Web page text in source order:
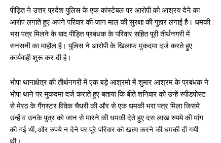
पीड़ित ने उत्तर प्रदेश पुलिस के एक कांस्टेबल पर आरोपी को आश्रय देने का
आरोप लगाते हुए अपने परिवार की जान माल की सुरक्षा की गुहार लगाई है। धमकी
भरा पत्र मिलने के बाद पीड़ित प्रबंधक के परिवार सहित पूरी तीर्थनगरी में
सनसनी का माहौल है। पुलिस ने आरोपी के खिलाफ मुकदमा दर्ज करते हुए
कार्यवाही शुरू कर दी है।
भोपा थानाक्षेत्र की तीर्थनगरी में एक बड़े आश्रमो में शुमार आश्रम के प्रबंधक ने
भोपा थाने पर मुकदमा दर्ज कराते हुए बताया कि बीते शनिवार को उन्हें स्पीडपोस्ट
से मेरठ के गैंगस्टर विवेक चैधरी की और से एक धमकी भरा पत्र मिला जिसमे
उन्हें व उनके पुत्र को जान से मारने की धमकी देते हुए दस लाख रुपये की मांग
की गई थी, और रुपये न देने पर पूरे परिवार को खत्म करने की धमकी दी गयी